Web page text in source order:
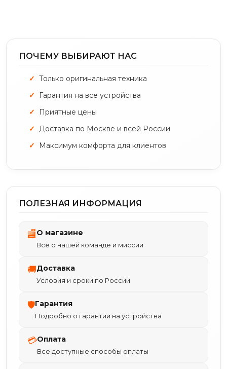
ПОЧЕМУ ВЫБИРАЮТ НАС
Только оригинальная техника
Гарантия на все устройства
Приятные цены
Доставка по Москве и всей России
Максимум комфорта для клиентов
ПОЛЕЗНАЯ ИНФОРМАЦИЯ
🏬О магазине
Всё о нашей команде и миссии
🚚Доставка
Условия и сроки по России
🛡Гарантия
Подробно о гарантии на устройства
💳Оплата
Все доступные способы оплаты